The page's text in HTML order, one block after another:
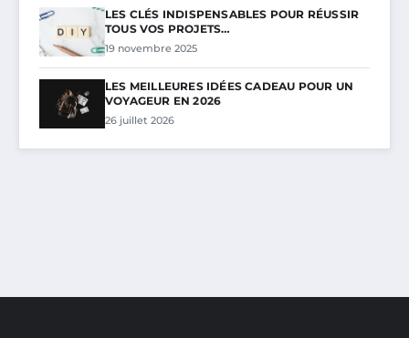
LES CLÉS INDISPENSABLES POUR RÉUSSIR
TOUS VOS PROJETS…
19 novembre 2025
LES MEILLEURES IDÉES CADEAU POUR UN
VOYAGEUR EN 2026
26 juillet 2026